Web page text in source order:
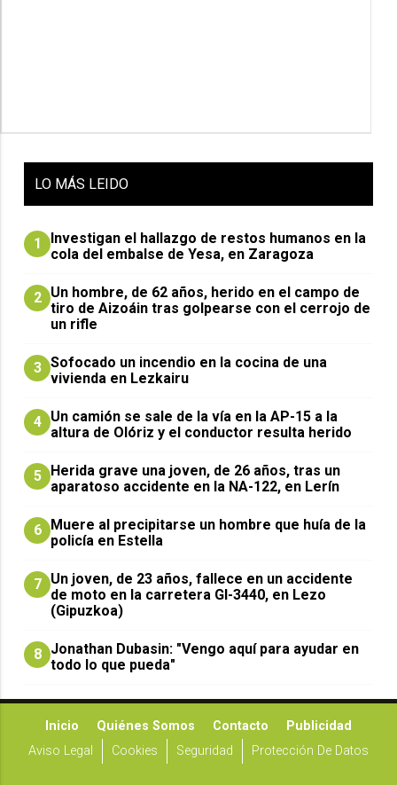
LO MÁS LEIDO
1
Investigan el hallazgo de restos humanos en la
cola del embalse de Yesa, en Zaragoza
2 Un hombre, de 62 años, herido en el campo de
tiro de Aizoáin tras golpearse con el cerrojo de
un rifle
3 Sofocado un incendio en la cocina de una
vivienda en Lezkairu
4 Un camión se sale de la vía en la AP-15 a la
altura de Olóriz y el conductor resulta herido
5
Herida grave una joven, de 26 años, tras un
aparatoso accidente en la NA-122, en Lerín
6
Muere al precipitarse un hombre que huía de la
policía en Estella
7 Un joven, de 23 años, fallece en un accidente
de moto en la carretera GI-3440, en Lezo
(Gipuzkoa)
8 Jonathan Dubasin: "Vengo aquí para ayudar en
todo lo que pueda"
Inicio Quiénes Somos Contacto
Publicidad
Aviso Legal
Cookies Seguridad Protección De Datos